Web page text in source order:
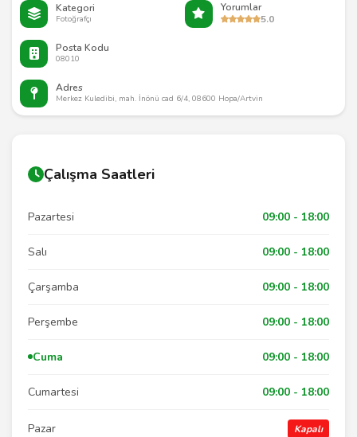
Kategori
Fotoğrafçı
Yorumlar
5.0
Posta Kodu
08010
Adres
Merkez Kuledibi, mah. İnönü cad 6/4, 08600 Hopa/Artvin
Çalışma Saatleri
Pazartesi 09:00 - 18:00
Salı 09:00 - 18:00
Çarşamba 09:00 - 18:00
Perşembe 09:00 - 18:00
Cuma 09:00 - 18:00
Cumartesi 09:00 - 18:00
Pazar Kapalı